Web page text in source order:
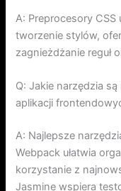
A: Preprocesory
tworzenie stylów,
zagnieżdżanie reguł
Q: Jakie narzędzia
aplikacji
A: Najlepsze
Webpack ułatwia
korzystanie z
Jasmine wspiera